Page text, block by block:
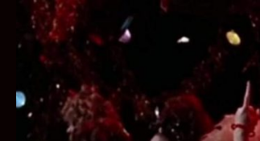
Saltar al contenido